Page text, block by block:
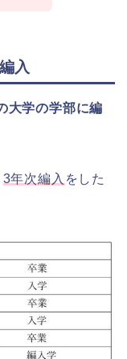
入
大学の学部に編
3年次編入 をした